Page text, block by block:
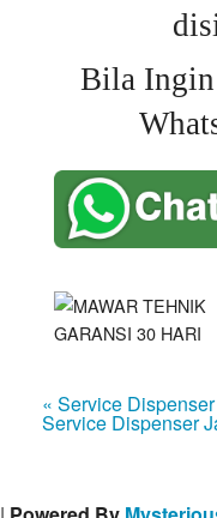
Bila
« Service
Service Dispenser